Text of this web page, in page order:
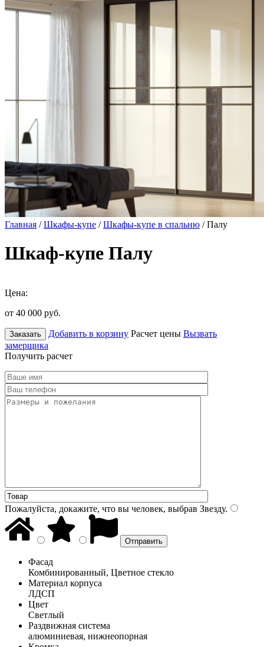
Главная /Шкафы-купе /Шкафы-купе в спальню / Палу
Шкаф-купе Палу
Цена:
от 40 000 руб.
Заказать Добавить в корзину Расчет цены Вызвать
замерщика
Получить расчет
Пожалуйста, докажите, что вы человек, выбрав Звезду.
Фасад
Комбинированный, Цветное стекло
Материал корпуса
ЛДСП
Цвет
Светлый
Раздвижная система
алюминиевая, нижнеопорная